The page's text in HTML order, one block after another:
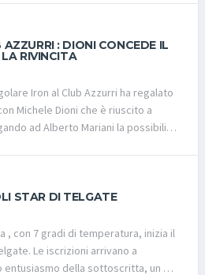
eliminando il favorito Elia
combattuto 7-6.Nei quarti di finale
ottimo stato di forma superando
Massimo Togni ha raggiunto le
su Antonio Mazzone. Dall'altra
anche Carmelo Saia e
vincitore di un equilibrato
mentre Togni ha avuto la meglio
finale ha premiato Stefano Magoni,
9-5 su Massimo Togni,
titolo dopo un percorso di alto
contro la testa di serie
Stefano Magoni🥈 Massimo Togni
: DIONI CONCEDE IL
RIVINCITA
Iron al Club Azzurri ha regalato
Michele Dioni che è riuscito a
ad Alberto Mariani la possibilità
lento. Una superficie che ha
bravo a coprire il campo con
prestazione al servizio,
di restare sempre in
vissuto una giornata complicata
la prima di servizio.
STAR DI TELGATE
, con 7 gradi di temperatura, inizia il
Le iscrizioni arrivano a
della sottoscritta, un po’